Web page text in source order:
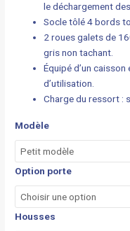
le déchargement
Socle tôlé 4 bords
2 roues galets de
gris non tachant.
Équipé d’un
d’utilisation.
Charge du ressort :
Modèle
Option porte
Housses